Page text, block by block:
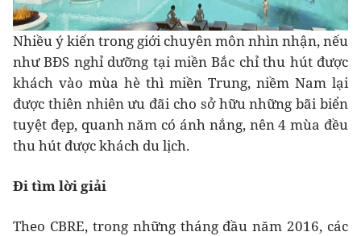
Nhiều ý kiến trong giới chuyên môn nhìn nhận, nếu
như BĐS nghỉ dưỡng tại miền Bắc chỉ thu hút được
khách vào mùa hè thì miền Trung, niềm Nam lại
được thiên nhiên ưu đãi cho sở hữu những bãi biển
tuyệt đẹp, quanh năm có ánh nắng, nên 4 mùa đều
thu hút được khách du lịch.
Đi tìm lời giải
Theo CBRE, trong những tháng đầu năm 2016, các